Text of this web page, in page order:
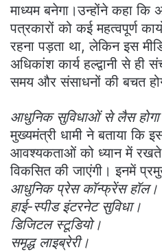
माध्यम बनेगा।उन्होंने कहा
पत्रकारों को कई महत्वपूर्ण
रहना पड़ता था, लेकिन इस
अधिकांश कार्य हल्द्वानी से
समय और संसाधनों की बचत
आधुनिक सुविधाओं से लैस होगा
मुख्यमंत्री धामी ने बताया कि
आवश्यकताओं को ध्यान में रखते
विकसित की जाएंगी। इनमें
आधुनिक प्रेस कॉन्फ्रेंस हॉल।
हाई-स्पीड इंटरनेट सुविधा।
डिजिटल स्टूडियो।
समृद्ध लाइब्रेरी।